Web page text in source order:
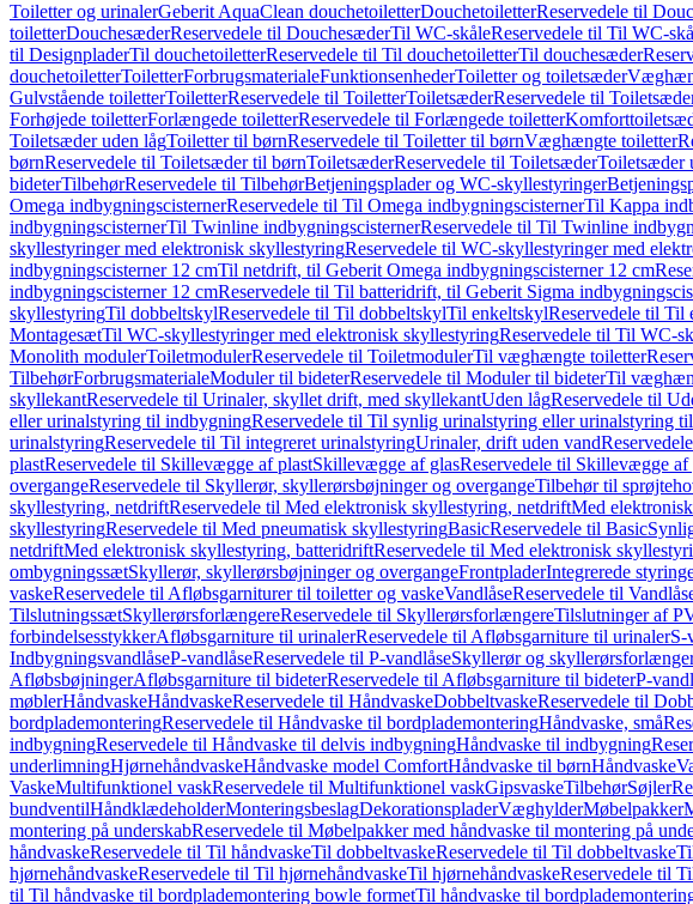
Toiletter og urinalerGeberit AquaClean douchetoiletterDouchetoiletterReservedele til
toiletterDouchesæderReservedele til DouchesæderTil WC-skåleReservedele til Til WC-
til DesignpladerTil douchetoiletterReservedele til Til douchetoiletterTil douchesæder
douchetoiletterToiletterForbrugsmaterialeFunktionsenhederToiletter og toiletsæder
Gulvstående toiletterToiletterReservedele til ToiletterToiletsæderReservedele til
Forhøjede toiletterForlængede toiletterReservedele til Forlængede toiletter
Toiletsæder uden lågToiletter til børnReservedele til Toiletter til børnVæghængte toiletter
børnReservedele til Toiletsæder til børnToiletsæderReservedele til ToiletsæderToiletsæder
bideterTilbehørReservedele til TilbehørBetjeningsplader og WC-skyllestyringer
Omega indbygningscisternerReservedele til Til Omega indbygningscisternerTil Kappa
indbygningscisternerTil Twinline indbygningscisternerReservedele til Til Twinline
skyllestyringer med elektronisk skyllestyringReservedele til WC-skyllestyringer med
indbygningscisterner 12 cmTil netdrift, til Geberit Omega indbygningscisterner 12 cm
indbygningscisterner 12 cmReservedele til Til batteridrift, til Geberit Sigma
skyllestyringTil dobbeltskylReservedele til Til dobbeltskylTil enkeltskylReservedele til Til
MontagesætTil WC-skyllestyringer med elektronisk skyllestyringReservedele til Til WC-
Monolith modulerToiletmodulerReservedele til ToiletmodulerTil væghængte toiletter
TilbehørForbrugsmaterialeModuler til bideterReservedele til Moduler til bideterTil
skyllekantReservedele til Urinaler, skyllet drift, med skyllekantUden lågReservedele til
eller urinalstyring til indbygningReservedele til Til synlig urinalstyring eller urinalstyring
urinalstyringReservedele til Til integreret urinalstyringUrinaler, drift uden vand
plastReservedele til Skillevægge af plastSkillevægge af glasReservedele til Skillevægge af
overgangeReservedele til Skyllerør, skyllerørsbøjninger og overgangeTilbehør til
skyllestyring, netdriftReservedele til Med elektronisk skyllestyring, netdriftMed
skyllestyringReservedele til Med pneumatisk skyllestyringBasicReservedele til Basic
netdriftMed elektronisk skyllestyring, batteridriftReservedele til Med elektronisk
ombygningssætSkyllerør, skyllerørsbøjninger og overgangeFrontpladerIntegrerede
vaskeReservedele til Afløbsgarniturer til toiletter og vaskeVandlåseReservedele til
TilslutningssætSkyllerørsforlængereReservedele til SkyllerørsforlængereTilslutninger af
forbindelsesstykkerAfløbsgarniture til urinalerReservedele til Afløbsgarniture til urinalerS-
IndbygningsvandlåseP-vandlåseReservedele til P-vandlåseSkyllerør og
AfløbsbøjningerAfløbsgarniture til bideterReservedele til Afløbsgarniture til bideterP-
møblerHåndvaskeHåndvaskeReservedele til HåndvaskeDobbeltvaskeReservedele til
bordplademonteringReservedele til Håndvaske til bordplademonteringHåndvaske, små
indbygningReservedele til Håndvaske til delvis indbygningHåndvaske til indbygning
underlimningHjørnehåndvaskeHåndvaske model ComfortHåndvaske til børnHåndvaske
VaskeMultifunktionel vaskReservedele til Multifunktionel vaskGipsvaskeTilbehørSøjler
bundventilHåndklædeholderMonteringsbeslagDekorationspladerVæghylderMøbelpakker
montering på underskabReservedele til Møbelpakker med håndvaske til montering på
håndvaskeReservedele til Til håndvaskeTil dobbeltvaskeReservedele til Til dobbeltvaske
hjørnehåndvaskeReservedele til Til hjørnehåndvaskeTil hjørnehåndvaskeReservedele til
til Til håndvaske til bordplademontering bowle formetTil håndvaske til